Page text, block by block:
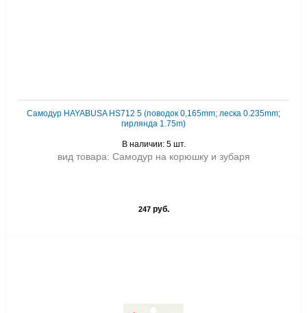
Самодур HAYABUSA HS712 5 (поводок 0,165mm; леска 0.235mm;
гирлянда 1.75m)
В наличии: 5 шт.
вид товара: Самодур на корюшку и зубаря
247руб.